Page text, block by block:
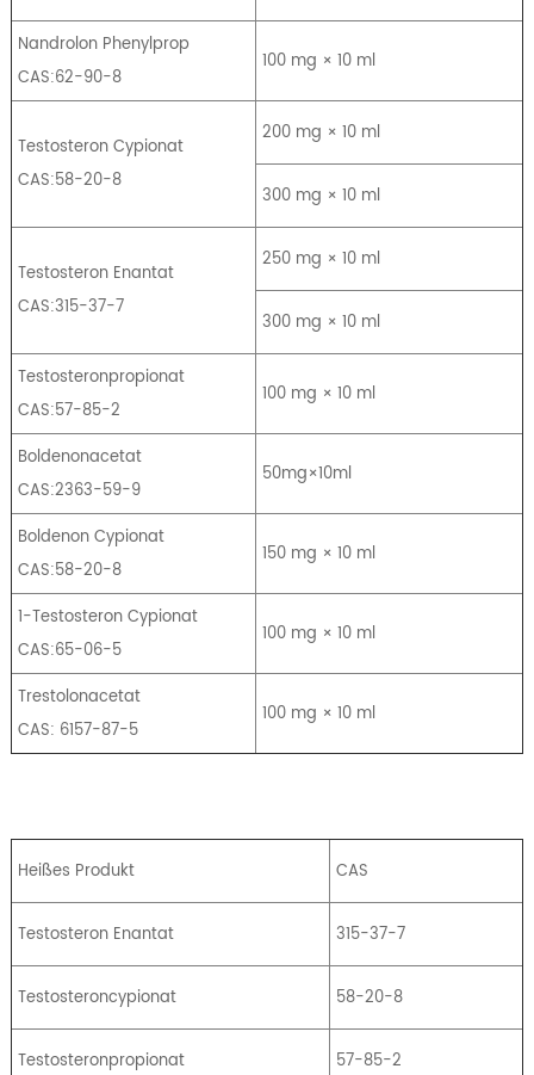
Nandrolon Phenylprop
CAS:62-90-8
100 mg × 10 ml
Testosteron Cypionat
CAS:58-20-8
200 mg × 10 ml
300 mg × 10 ml
Testosteron Enantat
CAS:315-37-7
250 mg × 10 ml
300 mg × 10 ml
Testosteronpropionat
CAS:57-85-2
100 mg × 10 ml
Boldenonacetat
CAS:2363-59-9
50mg×10ml
Boldenon Cypionat
CAS:58-20-8
150 mg × 10 ml
1-Testosteron Cypionat
CAS:65-06-5
100 mg × 10 ml
Trestolonacetat
CAS: 6157-87-5
100 mg × 10 ml
Heißes Produkt CAS
Testosteron Enantat 315-37-7
Testosteroncypionat 58-20-8
Testosteronpropionat 57-85-2